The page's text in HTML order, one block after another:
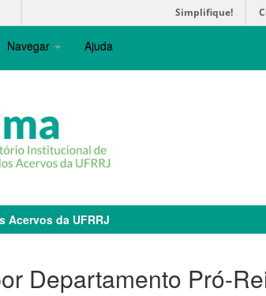
Simplifique!
Navegar Ajuda
Acervos da UFRRJ
Departamento Pró-